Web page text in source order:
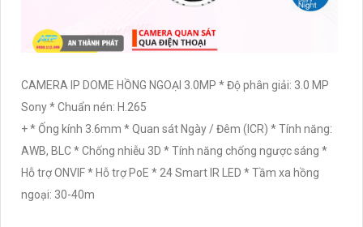
CAMERA IP DOME HỒNG NGOẠI 3.0MP * Độ phân giải: 3.0 MP
Sony * Chuẩn nén: H.265
+ * Ống kính 3.6mm * Quan sát Ngày / Đêm (ICR) * Tính năng:
AWB, BLC * Chống nhiễu 3D * Tính năng chống ngược sáng *
Hỗ trợ ONVIF * Hỗ trợ PoE * 24 Smart IR LED * Tầm xa hồng
ngoại: 30-40m